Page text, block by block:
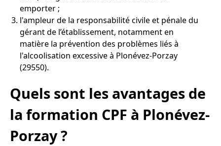
emporter ;
l'ampleur de la responsabilité civile et pénale du
gérant de l’établissement, notamment en
matière la prévention des problèmes liés à
l'alcoolisation excessive à Plonévez-Porzay
(29550).
Quels sont les avantages de
la formation CPF à Plonévez-
Porzay ?